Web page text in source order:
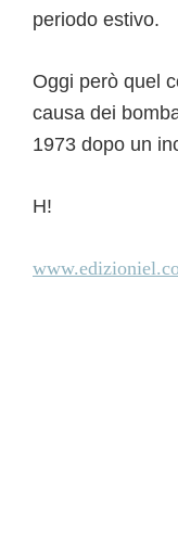
periodo estivo.
Oggi però quel
causa dei
1973 dopo un
H!